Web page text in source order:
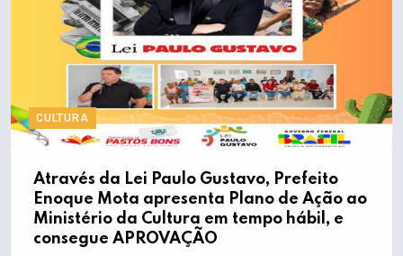
CULTURA
Através da Lei Paulo Gustavo, Prefeito
Enoque Mota apresenta Plano de Ação ao
Ministério da Cultura em tempo hábil, e
consegue APROVAÇÃO